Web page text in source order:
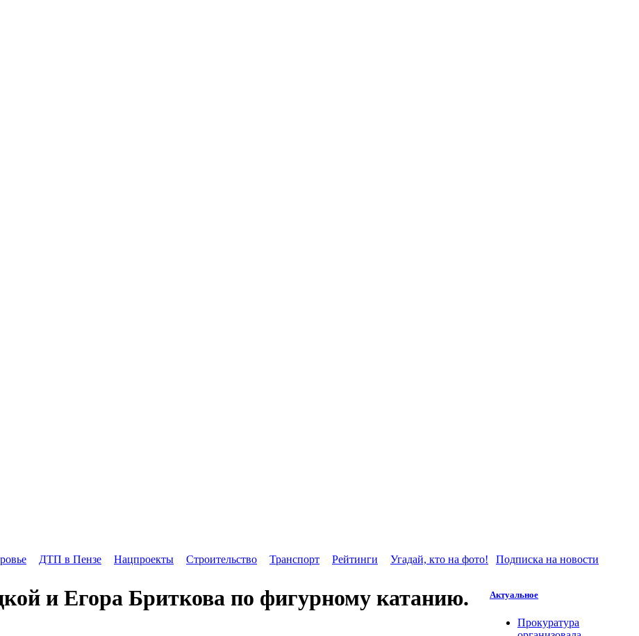
ДТП в Пензе Нацпроекты Строительство Транспорт Рейтинги Угадай, кто на фото! Подписка на новости
и Егора Бриткова по фигурному катанию.
Актуальное
Прокуратура